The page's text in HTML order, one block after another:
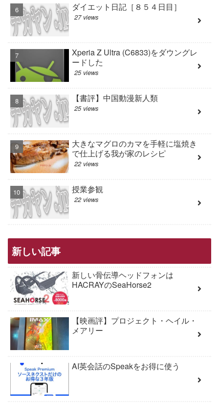
ダイエット日記［８５４日目］
27 views
Xperia Z Ultra (C6833)をダウングレ
ードした
25 views
【書評】中国動漫新人類
25 views
大きなマグロのカマを手軽に塩焼き
で仕上げる我が家のレシピ
22 views
授業参観
22 views
新しい記事
新しい骨伝導ヘッドフォンは
HACRAYのSeaHorse2
【映画評】プロジェクト・ヘイル・
メアリー
AI英会話のSpeakをお得に使う